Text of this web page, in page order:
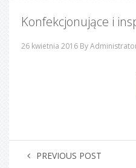
Konfekcjonujące i
26 kwietnia 2016 By
PREVIOUS POST